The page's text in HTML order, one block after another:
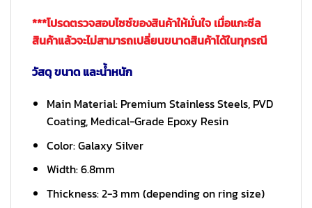
***โปรดตรวจสอบไซซ์ของสินค้าให้มั่นใจ เมื่อแกะซีล
สินค้าแล้วจะไม่สามารถเปลี่ยนขนาดสินค้าได้ในทุกรณี
วัสดุ ขนาด และน้ำหนัก
Main Material: Premium Stainless Steels, PVD
Coating, Medical-Grade Epoxy Resin
Color: Galaxy Silver
Width: 6.8mm
Thickness: 2-3 mm (depending on ring size)